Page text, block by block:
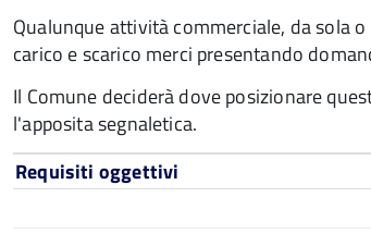
Qualunque attività commerciale, da sola
carico e scarico merci presentando
Il Comune deciderà dove posizionare
l'apposita segnaletica.
Requisiti oggettivi